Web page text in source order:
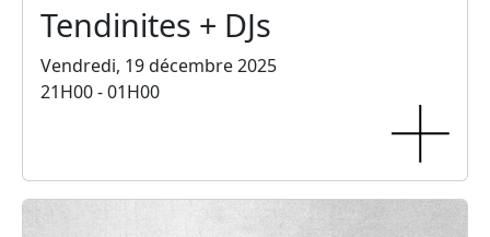
Tendinites + DJs
Vendredi, 19 décembre 2025
21H00 - 01H00